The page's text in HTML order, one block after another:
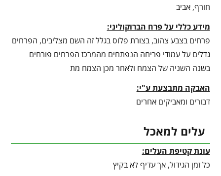
חורף, אביב
מידע כללי על פרח הברוקוליני:
פרחים בצבע צהוב, בצורת פלוס בגלל זה השם מצליבים, הפרחים
גדלים על עמודי פריחה הנפתחים מהמרכז הפרחים פורחים
בשנה השניה של הצמח ולאחר מכן הצמח מת
האבקה מתבצעת ע"י:
דבורים ומאביקים אחרים
עלים למאכל
עונת קטיפת העלים:
כל זמן הגידול, אך עדיף לא בקיץ